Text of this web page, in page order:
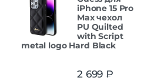
iPhone 15 Pro
Max чехол
PU Quilted
with Script
metal logo Hard Black
2 699 ₽